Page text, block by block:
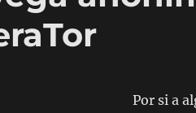
Por si a